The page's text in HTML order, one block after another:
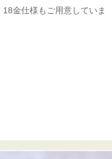
金仕様もご用意していま